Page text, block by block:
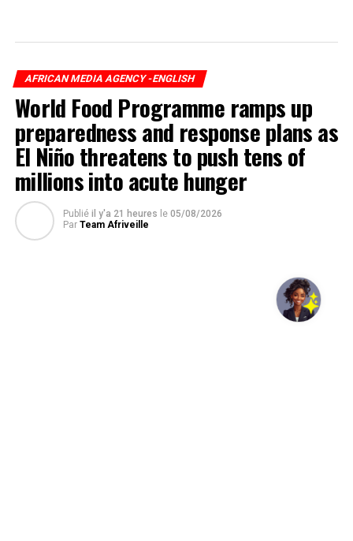
AFRICAN MEDIA AGENCY -ENGLISH
World Food Programme ramps up
preparedness and response plans as
El Niño threatens to push tens of
millions into acute hunger
Publié il y'a 21 heures le 05/08/2026
Par Team Afriveille